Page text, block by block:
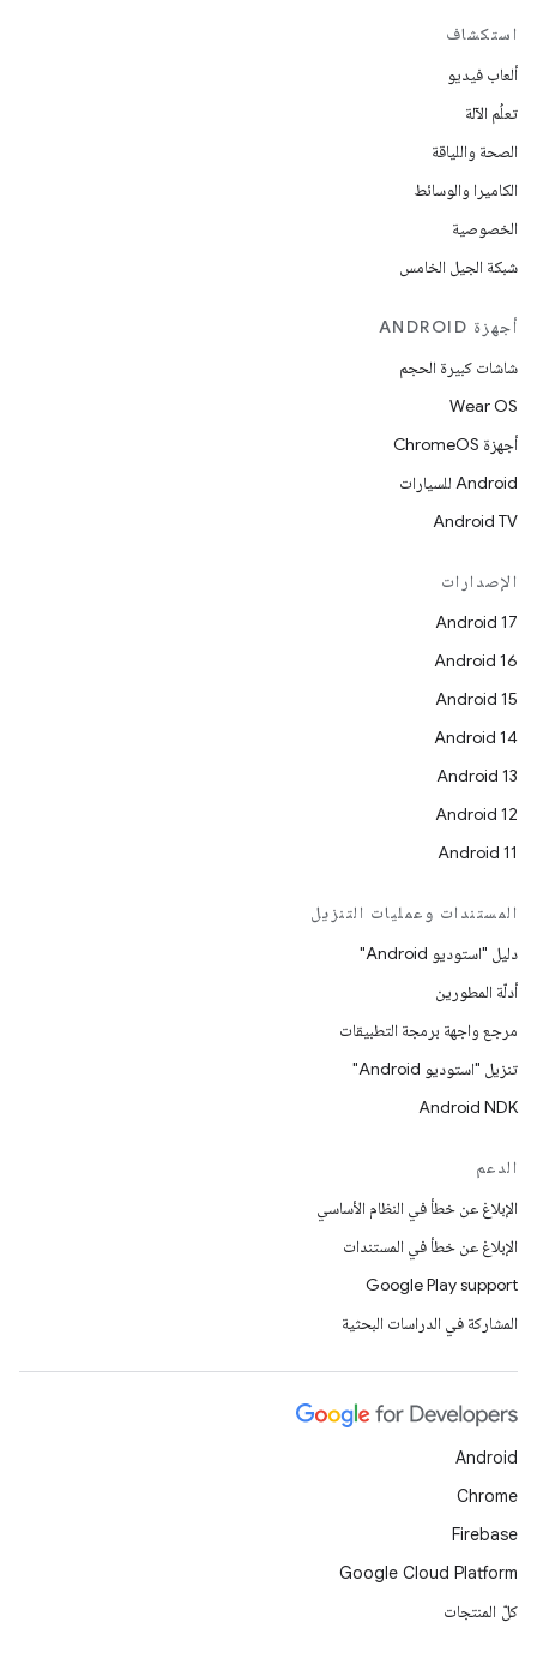
استكشاف
ألعاب فيديو
تعلُم الآلة
الصحة واللياقة
الكاميرا والوسائط
الخصوصية
شبكة الجيل الخامس
أجهزة ANDROID
شاشات كبيرة الحجم
Wear OS
أجهزة ChromeOS
Android للسيارات
Android TV
الإصدارات
Android 17
Android 16
Android 15
Android 14
Android 13
Android 12
Android 11
المستندات وعمليات التنزيل
دليل "استوديو Android"
أدلّة المطورين
مرجع واجهة برمجة التطبيقات
تنزيل "استوديو Android"
Android NDK
الدعم
الإبلاغ عن خطأ في النظام الأساسي
الإبلاغ عن خطأ في المستندات
Google Play support
المشاركة في الدراسات البحثية
Android
Chrome
Firebase
Google Cloud Platform
كلّ المنتجات